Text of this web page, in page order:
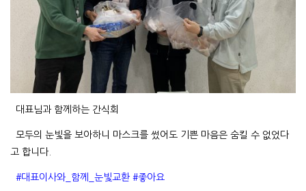
대표님과 함께하는 간식회
모두의 눈빛을 보아하니 마스크를 썼어도 기쁜 마음은 숨킬 수 없었다
고 합니다.
#대표이사와_함께_눈빛교환 #좋아요